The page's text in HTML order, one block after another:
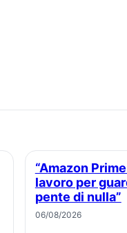
“Amazon Prime: chi ha mollato il
lavoro per
pente di nulla”
06/08/2026